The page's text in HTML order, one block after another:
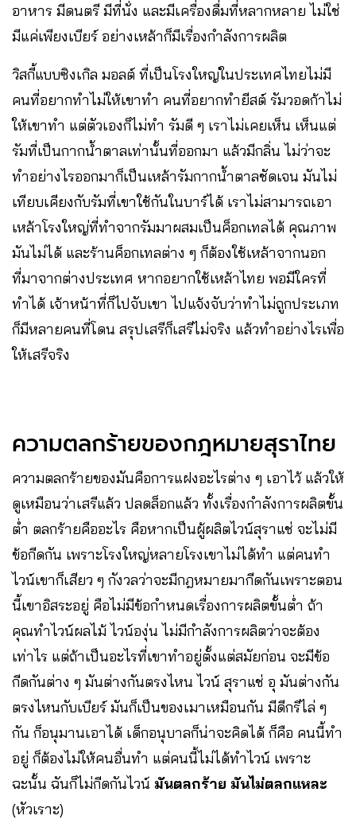
อาหาร มีดนตรี มีที่นั่ง และมีเครื่องดื่มที่หลากหลาย ไม่ใช่
มีแค่เพียงเบียร์ อย่างเหล้าก็มีเรื่องกำลังการผลิต
วิสกี้แบบซิงเกิล มอลต์ ที่เป็นโรงใหญ่ในประเทศไทยไม่มี
คนที่อยากทำไม่ให้เขาทำ คนที่อยากทำยีสต์ รัมวอดก้าไม่
ให้เขาทำ แต่ตัวเองก็ไม่ทำ รัมดี ๆ เราไม่เคยเห็น เห็นแต่
รัมที่เป็นกากน้ำตาลเท่านั้นที่ออกมา แล้วมีกลิ่น ไม่ว่าจะ
ทำอย่างไรออกมาก็เป็นเหล้ารัมกากน้ำตาลชัดเจน มันไม่
เทียบเคียงกับรัมที่เขาใช้กันในบาร์ได้ เราไม่สามารถเอา
เหล้าโรงใหญ่ที่ทำจากรัมมาผสมเป็นค็อกเทลได้ คุณภาพ
มันไม่ได้ และร้านค็อกเทลต่าง ๆ ก็ต้องใช้เหล้าจากนอก
ที่มาจากต่างประเทศ หากอยากใช้เหล้าไทย พอมีใครที่
ทำได้ เจ้าหน้าที่ก็ไปจับเขา ไปแจ้งจับว่าทำไม่ถูกประเภท
ก็มีหลายคนที่โดน สรุปเสรีก็เสรีไม่จริง แล้วทำอย่างไรเพื่อ
ให้เสรีจริง
ความตลกร้ายของกฎหมายสุราไทย
ความตลกร้ายของมันคือการแฝงอะไรต่าง ๆ เอาไว้ แล้วให้
ดูเหมือนว่าเสรีแล้ว ปลดล็อกแล้ว ทั้งเรื่องกำลังการผลิตขั้น
ต่ำ ตลกร้ายคืออะไร คือหากเป็นผู้ผลิตไวน์สุราแช่ จะไม่มี
ข้อกีดกัน เพราะโรงใหญ่หลายโรงเขาไม่ได้ทำ แต่คนทำ
ไวน์เขาก็เสียว ๆ กังวลว่าจะมีกฎหมายมากีดกันเพราะตอน
นี้เขาอิสระอยู่ คือไม่มีข้อกำหนดเรื่องการผลิตขั้นต่ำ ถ้า
คุณทำไวน์ผลไม้ ไวน์องุ่น ไม่มีกำลังการผลิตว่าจะต้อง
เท่าไร แต่ถ้าเป็นอะไรที่เขาทำอยู่ตั้งแต่สมัยก่อน จะมีข้อ
กีดกันต่าง ๆ มันต่างกันตรงไหน ไวน์ สุราแช่ อุ มันต่างกัน
ตรงไหนกับเบียร์ มันก็เป็นของเมาเหมือนกัน มีดีกรีไล่ ๆ
กัน ก็อนุมานเอาได้ เด็กอนุบาลก็น่าจะคิดได้ ก็คือ คนนี้ทำ
อยู่ ก็ต้องไม่ให้คนอื่นทำ แต่คนนี้ไม่ได้ทำไวน์ เพราะ
ฉะนั้น ฉันก็ไม่กีดกันไวน์ มันตลกร้าย มันไม่ตลกแหละ
(หัวเราะ)